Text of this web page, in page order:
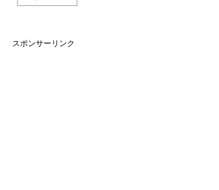
スポンサーリンク